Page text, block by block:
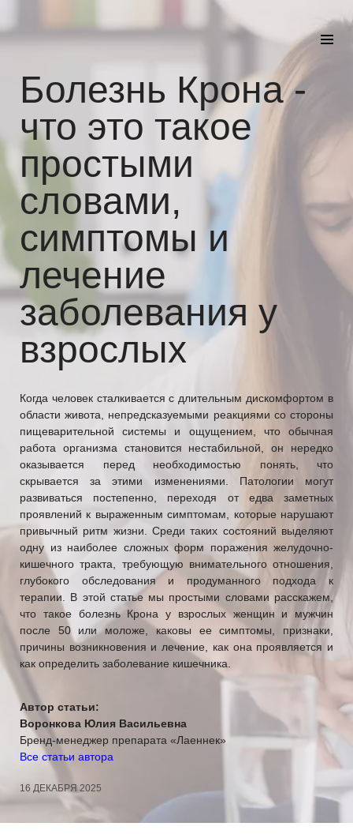
Болезнь Крона -
что это такое
простыми
словами,
симптомы и
лечение
заболевания у
взрослых
Когда человек сталкивается с длительным дискомфортом в
области живота, непредсказуемыми реакциями со стороны
пищеварительной системы и ощущением, что обычная
работа организма становится нестабильной, он нередко
оказывается перед необходимостью понять, что
скрывается за этими изменениями. Патологии могут
развиваться постепенно, переходя от едва заметных
проявлений к выраженным симптомам, которые нарушают
привычный ритм жизни. Среди таких состояний выделяют
одну из наиболее сложных форм поражения желудочно-
кишечного тракта, требующую внимательного отношения,
глубокого обследования и продуманного подхода к
терапии. В этой статье мы простыми словами расскажем,
что такое болезнь Крона у взрослых женщин и мужчин
после 50 или моложе, каковы ее симптомы, признаки,
причины возникновения и лечение, как она проявляется и
как определить заболевание кишечника.
Автор статьи:
Воронкова Юлия Васильевна
Бренд-менеджер препарата «Лаеннек»
Все статьи автора
16 ДЕКАБРЯ 2025